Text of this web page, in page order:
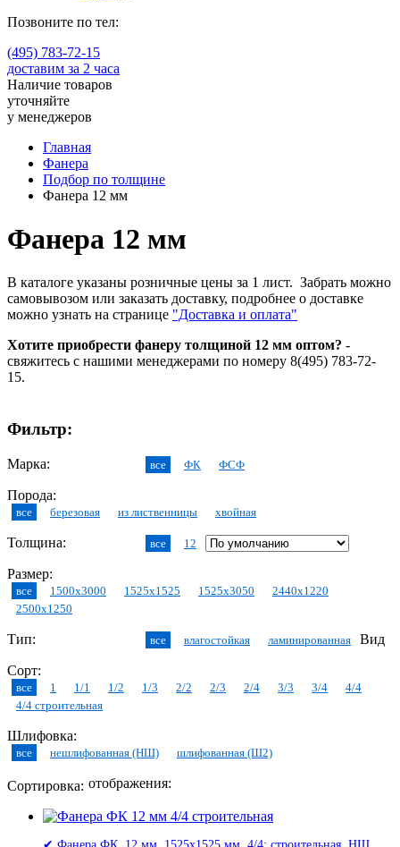
Позвоните по тел:
(495) 783-72-15
доставим за 2 часа
Наличие товаров
уточняйте
у менеджеров
Главная
Фанера
Подбор по толщине
Фанера 12 мм
Фанера 12 мм
В каталоге указаны розничные цены за 1 лист. Забрать можно
самовывозом или заказать доставку, подробнее о доставке
можно узнать на странице "Доставка и оплата"
Хотите приобрести фанеру толщиной 12 мм оптом? -
свяжитесь с нашими менеджерами по номеру 8(495) 783-72-
15.
Фильтр:
Марка: все ФК ФСФ
Порода:
все березовая из лиственницы хвойная
Толщина: все 12
Размер:
все 1500x3000 1525x1525 1525x3050
2440x1220
2500x1250
Тип: все влагостойкая ламинированная
Сорт:
все 1 1/1 1/2 1/3 2/2 2/3 2/4 3/3 3/4
4/4
4/4 строительная
Шлифовка:
все нешлифованная (НШ) шлифованная (Ш2)
Сортировка:
Вид
отображения: